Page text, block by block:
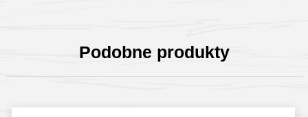
Podobne produkty